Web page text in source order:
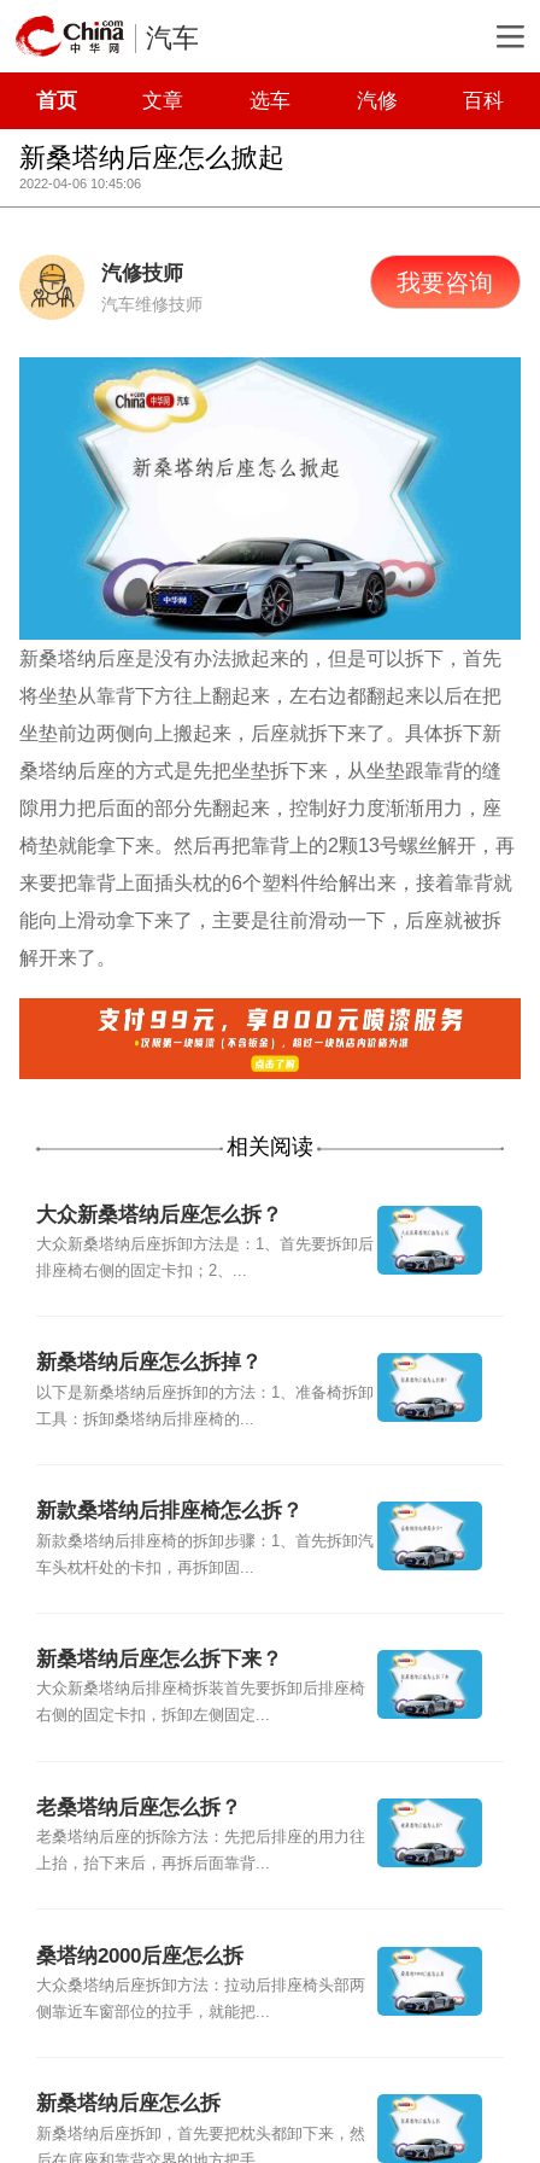
汽车
首页 文章 选车 汽修 百科
新桑塔纳后座怎么掀起
2022-04-06 10:45:06
汽修技师
汽车维修技师
我要咨询
新桑塔纳后座是没有办法掀起来的，但是可以拆下，首先
将坐垫从靠背下方往上翻起来，左右边都翻起来以后在把
坐垫前边两侧向上搬起来，后座就拆下来了。具体拆下新
桑塔纳后座的方式是先把坐垫拆下来，从坐垫跟靠背的缝
隙用力把后面的部分先翻起来，控制好力度渐渐用力，座
椅垫就能拿下来。然后再把靠背上的2颗13号螺丝解开，再
来要把靠背上面插头枕的6个塑料件给解出来，接着靠背就
能向上滑动拿下来了，主要是往前滑动一下，后座就被拆
解开来了。
相关阅读
大众新桑塔纳后座怎么拆？
大众新桑塔纳后座拆卸方法是：1、首先要拆卸后
排座椅右侧的固定卡扣；2、...
新桑塔纳后座怎么拆掉？
以下是新桑塔纳后座拆卸的方法：1、准备椅拆卸
工具：拆卸桑塔纳后排座椅的...
新款桑塔纳后排座椅怎么拆？
新款桑塔纳后排座椅的拆卸步骤：1、首先拆卸汽
车头枕杆处的卡扣，再拆卸固...
新桑塔纳后座怎么拆下来？
大众新桑塔纳后排座椅拆装首先要拆卸后排座椅
右侧的固定卡扣，拆卸左侧固定...
老桑塔纳后座怎么拆？
老桑塔纳后座的拆除方法：先把后排座的用力往
上抬，抬下来后，再拆后面靠背...
桑塔纳2000后座怎么拆
大众桑塔纳后座拆卸方法：拉动后排座椅头部两
侧靠近车窗部位的拉手，就能把...
新桑塔纳后座怎么拆
新桑塔纳后座拆卸，首先要把枕头都卸下来，然